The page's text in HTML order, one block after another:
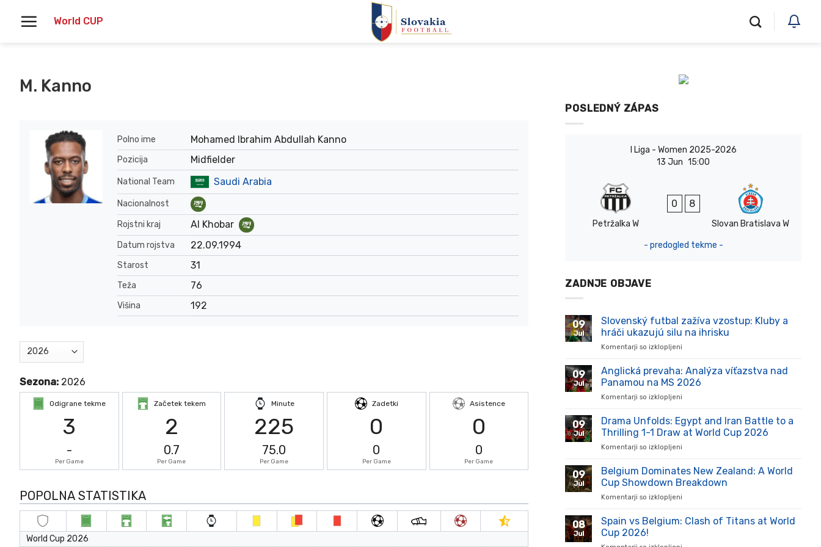
World CUP
M. Kanno
Polno ime Mohamed Ibrahim Abdullah Kanno
Pozicija Midfielder
National Team Saudi Arabia
Nacionalnost
Rojstni kraj
Al Khobar
Datum rojstva 22.09.1994
Starost 31
Teža 76
Višina 192
Sezona: 2026
Odigrane tekme
3
-
Per Game
Začetek tekem
2
0.7
Per Game
Minute
225
75.0
Per Game
Zadetki
0
0
Per Game
Asistence
0
0
Per Game
POPOLNA STATISTIKA
World Cup 2026
POSLEDNÝ ZÁPAS
I Liga - Women 2025-2026
13 Jun 15:00
Petržalka W
0 8
Slovan Bratislava W
- predogled tekme -
ZADNJE OBJAVE
09
Jul
Slovenský futbal zažíva vzostup: Kluby a
hráči ukazujú silu na ihrisku
Komentarji so izklopljeni
futbal
zažíva
hráči
ukazujú
09
Jul
Anglická prevaha: Analýza víťazstva nad
Panamou na MS 2026
Komentarji so izklopljeni
prevaha:
Analýza
na
MS
09
Jul
Drama Unfolds: Egypt and Iran Battle to a
Thrilling 1-1 Draw at World Cup 2026
Komentarji so izklopljeni
Unfolds:
Egypt
to
09
Jul
Belgium Dominates New Zealand: A World
Cup Showdown Breakdown
Komentarji so izklopljeni
Dominates
08
Jul
Spain vs Belgium: Clash of Titans at World
Cup 2026!